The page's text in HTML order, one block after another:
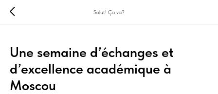
Salut! Ça va?
Une semaine d’échanges et
d’excellence académique à
Moscou